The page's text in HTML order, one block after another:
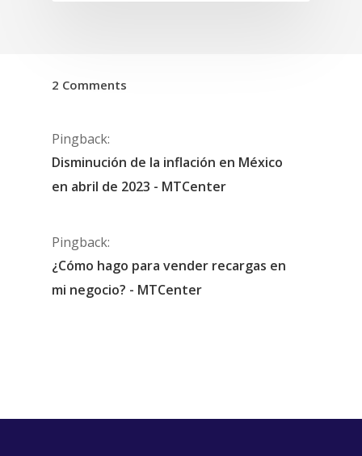
2 Comments
Pingback:
Disminución de la inflación en México
en abril de 2023 - MTCenter
Pingback:
¿Cómo hago para vender recargas en
mi negocio? - MTCenter